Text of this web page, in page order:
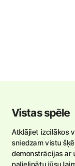
Vistas spēle
Atklājiet izcilākos
sniedzam vistu
demonstrācijas ar